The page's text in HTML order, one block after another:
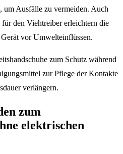
um Ausfälle zu vermeiden. Auch
den Viehtreiber erleichtern die
vor Umwelteinflüssen.
zum Schutz während
zur Pflege der Kontakte
verlängern.
zum
elektrischen